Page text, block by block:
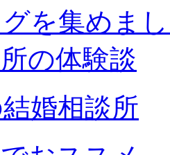
を集めま
の体験談
婚相談所